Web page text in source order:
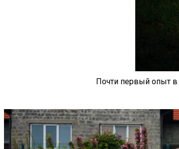
Почти первый опыт в